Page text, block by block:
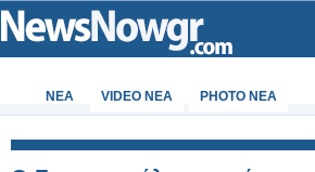
ΝΕΑ VIDEO NEA PHOTO NEA